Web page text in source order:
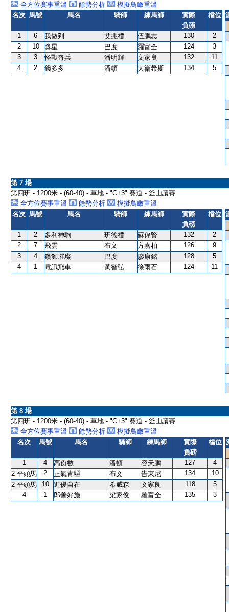
全方位賽事重溫
餘勢分析
模擬鳥瞰重溫
名次 馬號 馬名 騎師 練馬師
實際
負磅
檔位
1 6 我做到 艾兆禮 伍鵬志 130
2
2
10 獎星 巴度 羅富全 124
3
3
3 怪獸奇兵 潘明輝 文家良 132
11
4
2 錢多多 潘頓 大衛希斯 134 5
第 7 場
第四班 - 1200米 - (60-40) - 草地 - "C+3" 賽道 - 釜山讓賽
全方位賽事重溫
餘勢分析
模擬鳥瞰重溫
名次 馬號 馬名 騎師 練馬師
實際
負磅
檔位
1 2 多利神駒 班德禮 蘇偉賢 132
2
2
7 飛雲 布文 方嘉柏 126
9
3
4 鑽飾璀璨 巴度 廖康銘 128
5
4
1 電訊飛車 黃智弘 徐雨石 124 11
第 8 場
第四班 - 1200米 - (60-40) - 草地 - "C+3" 賽道 - 釜山讓賽
全方位賽事重溫
餘勢分析
模擬鳥瞰重溫
名次
馬號 馬名 騎師 練馬師
實際
負磅
檔位
1 4 高份數 潘頓 容天鵬 127
4
2 平頭馬
2 正氣青驅 布文 告東尼 134
10
2 平頭馬
10 進優自在 希威森 文家良 118
5
4
1 郎善好施 梁家俊 羅富全 135 3